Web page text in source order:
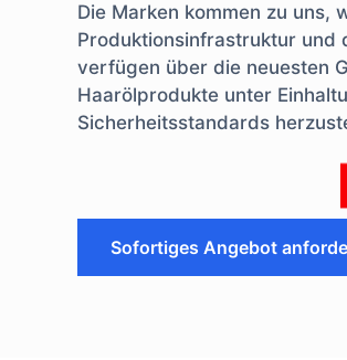
Die Marken kommen zu uns,
Produktionsinfrastruktur
verfügen über die neuesten
Haarölprodukte unter
Sicherheitsstandards
Sofortiges Angebot